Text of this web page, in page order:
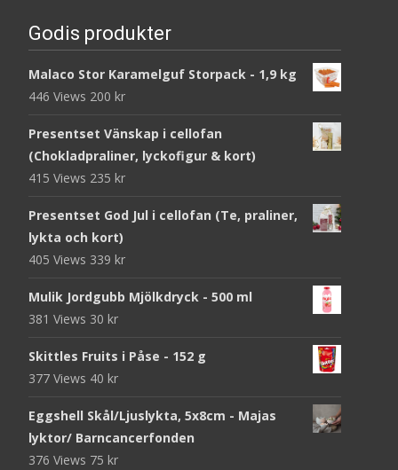
Godis produkter
Malaco Stor Karamelguf Storpack - 1,9 kg
446 Views 200 kr
Presentset Vänskap i cellofan
(Chokladpraliner, lyckofigur & kort)
415 Views 235 kr
Presentset God Jul i cellofan (Te, praliner,
lykta och kort)
405 Views 339 kr
Mulik Jordgubb Mjölkdryck - 500 ml
381 Views 30 kr
Skittles Fruits i Påse - 152 g
377 Views 40 kr
Eggshell Skål/Ljuslykta, 5x8cm - Majas
lyktor/ Barncancerfonden
376 Views 75 kr